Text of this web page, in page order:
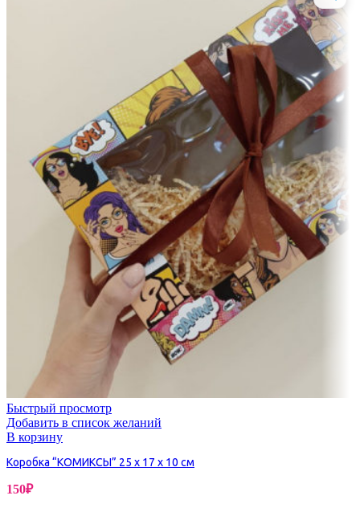
Быстрый просмотр
Добавить в список желаний
В корзину
Коробка “КОМИКСЫ” 25 х 17 х 10 см
150₽